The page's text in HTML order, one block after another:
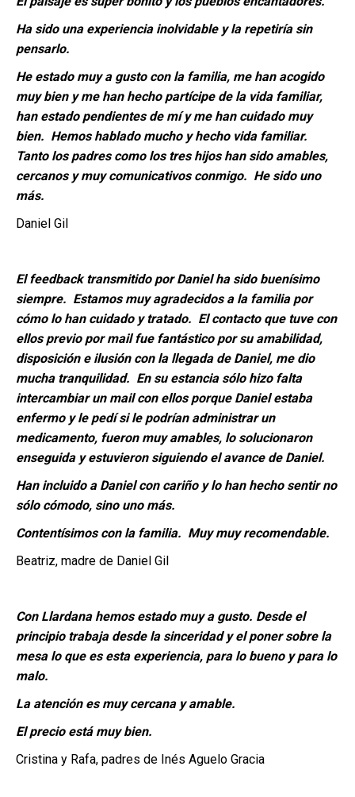
Ha sido una experiencia inolvidable y la repetiría sin
pensarlo.
He estado muy a gusto con la familia, me han acogido
muy bien y me han hecho partícipe de la vida familiar,
han estado pendientes de mí y me han cuidado muy
bien. Hemos hablado mucho y hecho vida familiar.
Tanto los padres como los tres hijos han sido amables,
cercanos y muy comunicativos conmigo. He sido uno
más.
Daniel Gil
El feedback transmitido por Daniel ha sido buenísimo
siempre. Estamos muy agradecidos a la familia por
cómo lo han cuidado y tratado. El contacto que tuve con
ellos previo por mail fue fantástico por su amabilidad,
disposición e ilusión con la llegada de Daniel, me dio
mucha tranquilidad. En su estancia sólo hizo falta
intercambiar un mail con ellos porque Daniel estaba
enfermo y le pedí si le podrían administrar un
medicamento, fueron muy amables, lo solucionaron
enseguida y estuvieron siguiendo el avance de Daniel.
Han incluido a Daniel con cariño y lo han hecho sentir no
sólo cómodo, sino uno más.
Contentísimos con la familia. Muy muy recomendable.
Beatriz, madre de Daniel Gil
Con Llardana hemos estado muy a gusto. Desde el
principio trabaja desde la sinceridad y el poner sobre la
mesa lo que es esta experiencia, para lo bueno y para lo
malo.
La atención es muy cercana y amable.
El precio está muy bien.
Cristina y Rafa, padres de Inés Aguelo Gracia